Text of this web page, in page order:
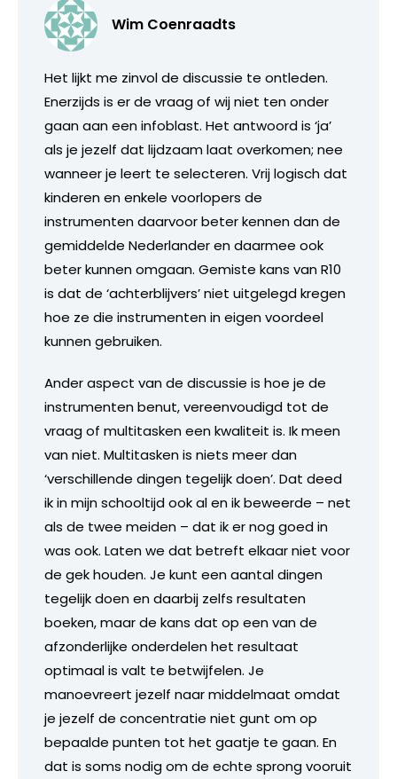
Wim Coenraadts
Het lijkt me zinvol de discussie te ontleden.
Enerzijds is er de vraag of wij niet ten onder
gaan aan een infoblast. Het antwoord is ‘ja’
als je jezelf dat lijdzaam laat overkomen; nee
wanneer je leert te selecteren. Vrij logisch dat
kinderen en enkele voorlopers de
instrumenten daarvoor beter kennen dan de
gemiddelde Nederlander en daarmee ook
beter kunnen omgaan. Gemiste kans van R10
is dat de ‘achterblijvers’ niet uitgelegd kregen
hoe ze die instrumenten in eigen voordeel
kunnen gebruiken.
Ander aspect van de discussie is hoe je de
instrumenten benut, vereenvoudigd tot de
vraag of multitasken een kwaliteit is. Ik meen
van niet. Multitasken is niets meer dan
‘verschillende dingen tegelijk doen’. Dat deed
ik in mijn schooltijd ook al en ik beweerde – net
als de twee meiden – dat ik er nog goed in
was ook. Laten we dat betreft elkaar niet voor
de gek houden. Je kunt een aantal dingen
tegelijk doen en daarbij zelfs resultaten
boeken, maar de kans dat op een van de
afzonderlijke onderdelen het resultaat
optimaal is valt te betwijfelen. Je
manoevreert jezelf naar middelmaat omdat
je jezelf de concentratie niet gunt om op
bepaalde punten tot het gaatje te gaan. En
dat is soms nodig om de echte sprong vooruit